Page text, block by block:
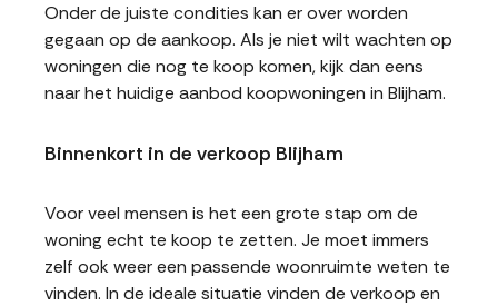
Onder de juiste condities kan er over worden
gegaan op de aankoop. Als je niet wilt wachten op
woningen die nog te koop komen, kijk dan eens
naar het huidige aanbod koopwoningen in Blijham.
Binnenkort in de verkoop Blijham
Voor veel mensen is het een grote stap om de
woning echt te koop te zetten. Je moet immers
zelf ook weer een passende woonruimte weten te
vinden. In de ideale situatie vinden de verkoop en